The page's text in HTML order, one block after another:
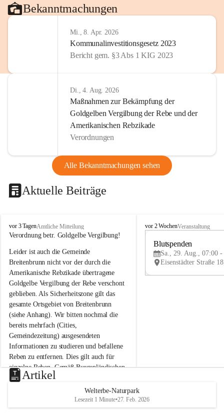
Bekanntmachungen
Mi., 8. Apr. 2026
Kommunalinvestitionsgesetz 2023
Bericht gem. §3 Abs 1 KIG 2023
Di., 4. Aug. 2026
Maßnahmen zur Bekämpfung der
Goldgelben Vergilbung der Rebe und der
Amerikanischen Rebzikade
Verordnungen
Alle Bekanntmachungen sehen
Aktuelle Beiträge
B
r
i
t
e
n
b
r
u
n
n
a
m
N
e
u
s
d
vor 3 TagenAmtliche Mitteilung
Verordnung betr. Goldgelbe Vergilbung!
Leider ist auch die Gemeinde
Breitenbrunn nicht vor der durch die
Amerikanische Rebzikade übertragene
Goldgelbe Vergilbung der Rebe verschont
geblieben. Als Sicherheitszone gilt das
gesamte Ortsgebiet von Breitenbrunn
(siehe Anhang). Wir bitten nochmal die
bereits mehrfach (Cities,
Gemeindezeitung) ausgesendeten
Informationen zu studieren und befallene
Reben zu entfernen. Dies gilt auch für
einzelne Reben. Gemäß Burgenländischen
Weinbaugesetz sind nicht gepflegte oder
unzulässige Weingärten zu roden! Bitte
helfen wir zusammen um unsere Winzer
vor den prognostizierten Ernteausfällen
B
e
u
e
d
vor 2 WochenVeranstaltung
Blutspenden
Sa., 29. Aug., 07:00 -
Artikel
Welterbe-Naturpark
Lesezeit 1 Minute•27. Feb. 2026